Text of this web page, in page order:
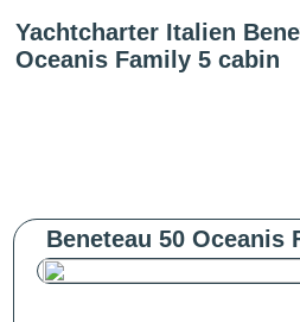
Yachtcharter Italien
Oceanis Family 5 cabin
Beneteau 50 Oceanis